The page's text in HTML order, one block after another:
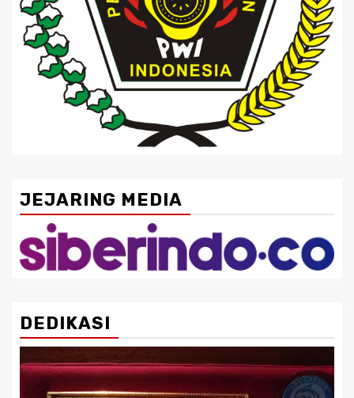
JEJARING MEDIA
DEDIKASI